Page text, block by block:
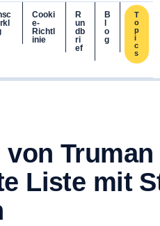
Cooki
e-
Richtl
inie
R
un
db
ri
ef
B
o
g
T
o
p
i
c
s
von
Liste mit